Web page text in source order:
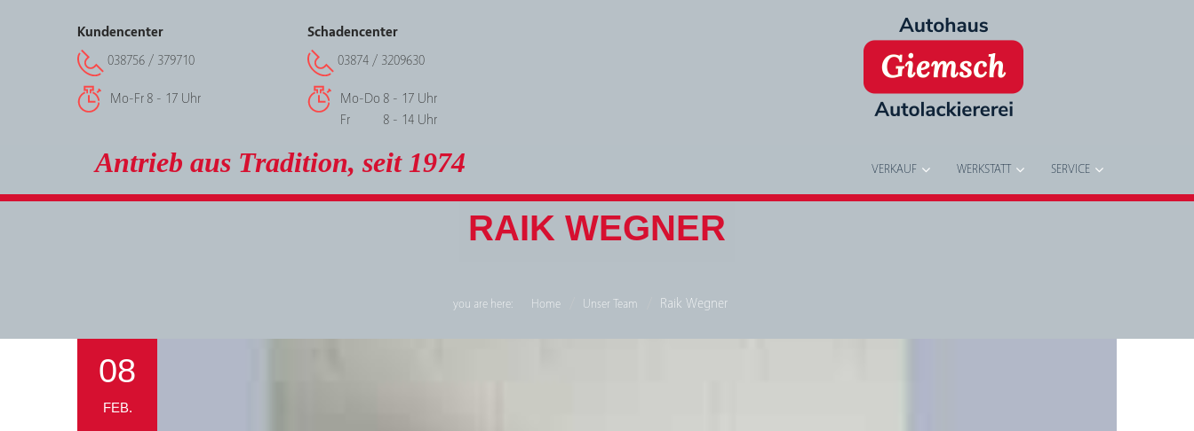
Kundencenter
038756 / 379710
Mo-Fr 8 - 17 Uhr
Schadencenter
03874 / 3209630
Mo-Do 8 - 17 Uhr
Fr
8 - 14 Uhr
Antrieb aus Tradition, seit 1974 VERKAUF WERKSTATT SERVICE
RAIK WEGNER
you are here: Home Unser Team Raik Wegner
08
FEB.